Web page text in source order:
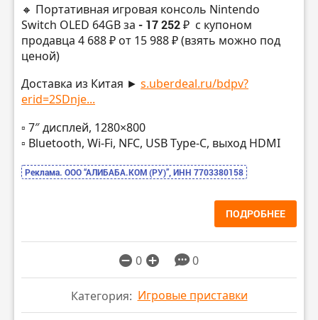
🔸 Портативная игровая консоль Nintendo
Switch OLED 64GB за - 17 252 ₽ с купоном
продавца 4 688 ₽ от 15 988 ₽ (взять можно под
ценой)
Доставка из Китая ► s.uberdeal.ru/bdpv?
erid=2SDnje...
▫️ 7″ дисплей, 1280×800
▫️ Bluetooth, Wi-Fi, NFC, USB Type-C, выход HDMI
Реклама. ООО “АЛИБАБА.КОМ (РУ)”, ИНН 7703380158
ПОДРОБНЕЕ
0 0
Категория: Игровые приставки